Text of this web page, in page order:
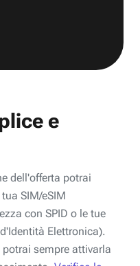
e
dell'offerta potrai
SIM/eSIM
con SPID o le tue
Elettronica).
sempre attivarla